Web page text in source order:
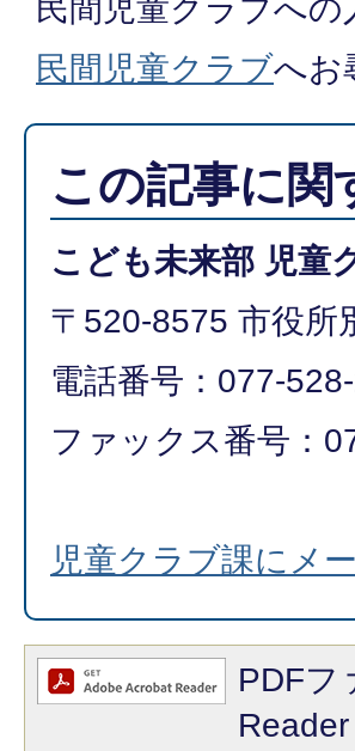
民間児童クラブへ
民間児童クラブへお
この記事に関
こども未来部 児童
〒520-8575 市役所
電話番号：077-
ファックス番号：
児童クラブ課にメ
PDFフ